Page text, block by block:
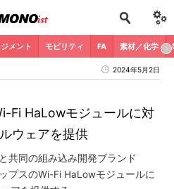
メント モビリティ FA 素材／化学
2024年5月2日
Fi HaLowモジュールに対
ウェアを提供
共同の組み込み開発ブランド
プスのWi-Fi HaLowモジュールに